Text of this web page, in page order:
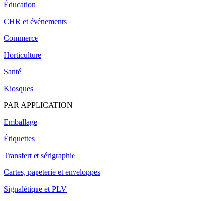
Éducation
CHR et événements
Commerce
Horticulture
Santé
Kiosques
PAR APPLICATION
Emballage
Étiquettes
Transfert et sérigraphie
Cartes, papeterie et enveloppes
Signalétique et PLV